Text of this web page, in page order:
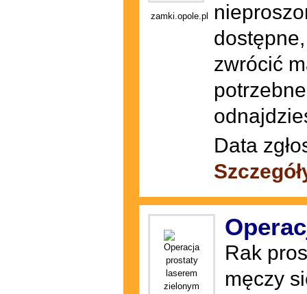
zamki.opole.pl
zwrócić
Data
Rak
męczy